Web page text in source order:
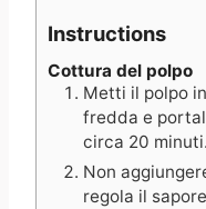
Instructions
Cottura del polpo
Metti il polpo
fredda e
circa 20 minuti.
Non
regola il